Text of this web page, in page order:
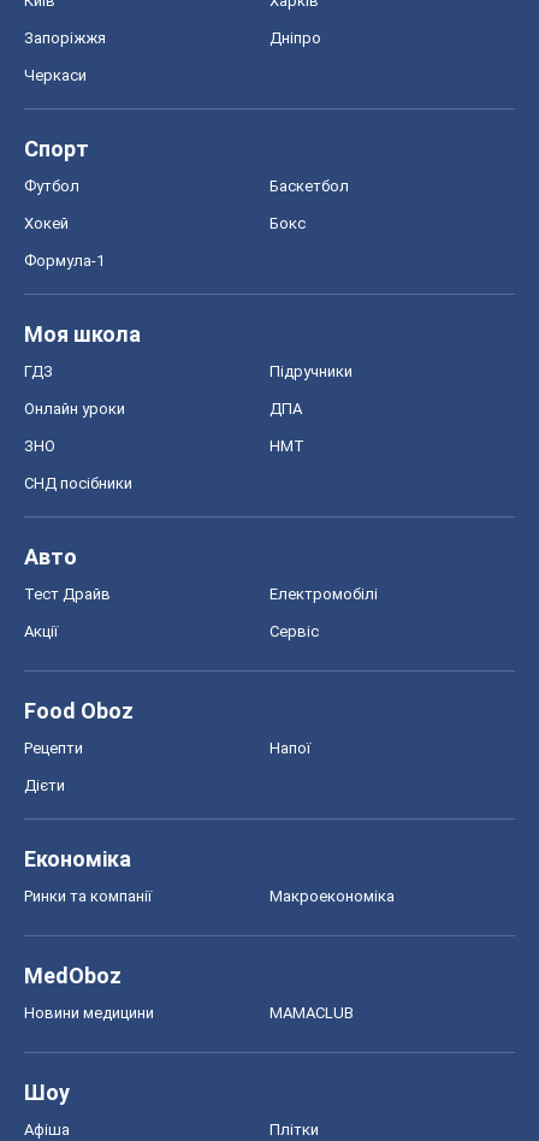
Запоріжжя Дніпро
Черкаси
Спорт
Футбол Баскетбол
Хокей Бокс
Формула-1
Моя школа
ГДЗ Підручники
Онлайн уроки ДПА
ЗНО НМТ
СНД посібники
Авто
Тест Драйв Електромобілі
Акції Сервіс
Food Oboz
Рецепти Напої
Дієти
Економіка
Ринки та компанії Макроекономіка
MedOboz
Новини медицини MAMACLUB
Шоу
Афіша Плітки